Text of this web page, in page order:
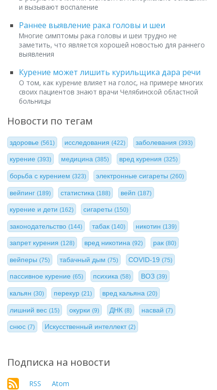
и вызывают воспаление
Раннее выявление рака головы и шеи
Многие симптомы рака головы и шеи трудно не
заметить, что является хорошей новостью для раннего
выявления
Курение может лишить курильщика дара речи
О том, как курение влияет на голос, на примере многих
своих пациентов знают врачи Челябинской областной
больницы
Новости по тегам
здоровье (561) исследования(422) заболевания (393)
курение (393) медицина(385) вред курения (325)
борьба с курением (323) электронные сигареты(260)
вейпинг (189) статистика(188) вейп (187)
курение и дети (162) сигареты(150)
законодательство (144) табак(140) никотин (139)
запрет курения (128) вред никотина(92) рак (80)
вейперы (75) табачный дым(75) COVID-19 (75)
пассивное курение (65) психика(58) ВОЗ (39)
кальян (30) перекур(21) вред кальяна (20)
лишний вес (15) окурки(9) ДНК (8) насвай(7)
снюс (7) Искусственный интеллект(2)
Подписка на новости
RSS Atom